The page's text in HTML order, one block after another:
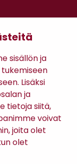
sisällön ja
tukemiseen
Lisäksi
ja
tietoja siitä,
voivat
joita olet
olet